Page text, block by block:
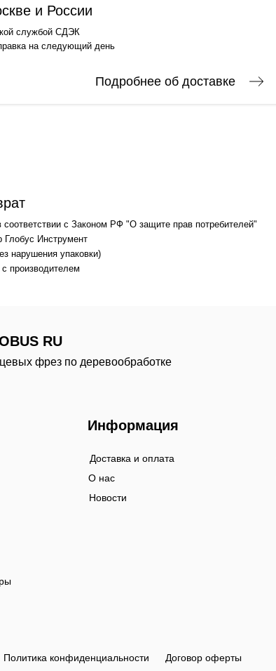
и России
службой СДЭК
на следующий день
Подробнее об доставке
соответствии с Законом РФ "О защите прав потребителей"
Инструмент
нарушения упаковки)
производителем
Информация
Доставка и оплата
О нас
Новости
RU
Политика конфиденциальности Договор оферты
фрез по деревообработке